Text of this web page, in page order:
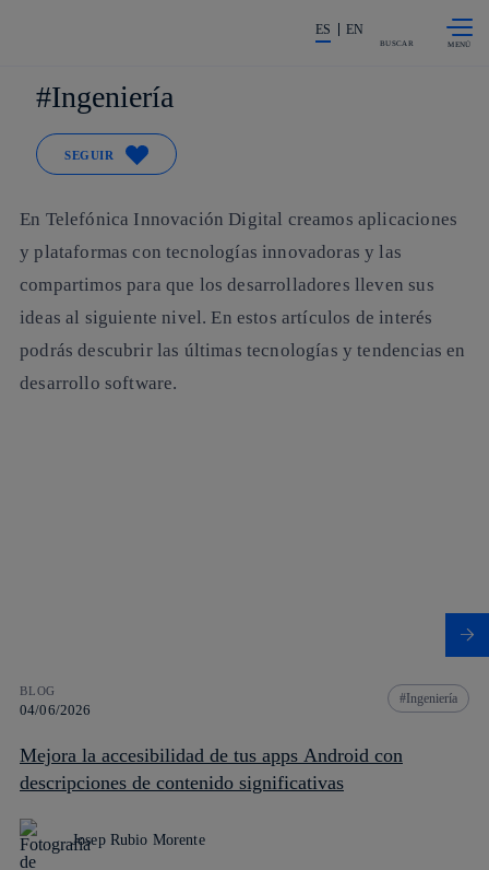
La acción en accionistas e
ES EN
BUSCAR
Ingeniería
SEGUIR
En Telefónica Innovación Digital creamos aplicaciones
y plataformas con tecnologías innovadoras y las
compartimos para que los desarrolladores lleven sus
ideas al siguiente nivel. En estos artículos de interés
podrás descubrir las últimas tecnologías y tendencias en
desarrollo software.
BLOG
04/06/2026
Ingeniería
Mejora la accesibilidad de tus apps Android con
descripciones de contenido significativas
Josep Rubio Morente